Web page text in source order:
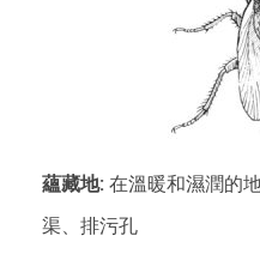
蘊藏地: 在溫暖和濕潤的
渠、排污孔